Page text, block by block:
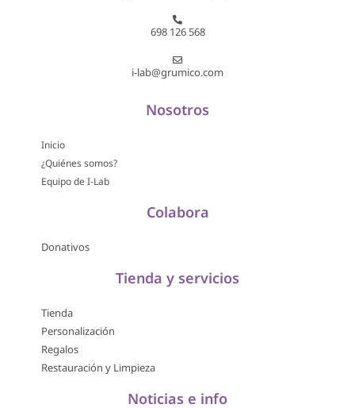
698 126 568
i-lab@grumico.com
Nosotros
Inicio
¿Quiénes somos?
Equipo de I-Lab
Colabora
Donativos
Tienda y servicios
Tienda
Personalización
Regalos
Restauración y Limpieza
Noticias e info